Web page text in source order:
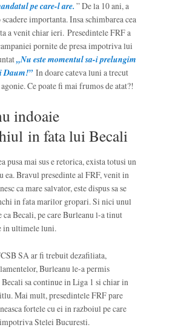
pe care-l are. ” De la 10 ani, a
importanta. Insa schimbarea cea
a venit chiar ieri. Presedintele FRF a
pornite de presa impotriva lui
„Nu este momentul sa-i prelungim
Daum!” In doare cateva luni a trecut
Ce poate fi mai frumos de atat?!
indoaie
in fata lui Becali
pusa mai sus e retorica, exista totusi un
ea. Bravul presedinte al FRF, venit in
ca mare salvator, este dispus sa se
in fata marilor gropari. Si nici unul
ca Becali, pe care Burleanu l-a tinut
in ultimele luni.
SA ar fi trebuit dezafiliata,
Burleanu le-a permis
sa continue in Liga 1 si chiar in
Mai mult, presedintele FRF pare
fortele cu ei in razboiul pe care
Stelei Bucuresti.